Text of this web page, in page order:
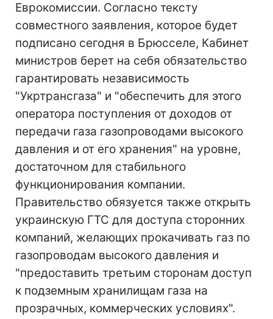
Еврокомиссии. Согласно тексту
совместного заявления, которое будет
подписано сегодня в Брюсселе, Кабинет
министров берет на себя обязательство
гарантировать независимость
"Укртрансгаза" и "обеспечить для этого
оператора поступления от доходов от
передачи газа газопроводами высокого
давления и от его хранения" на уровне,
достаточном для стабильного
функционирования компании.
Правительство обязуется также открыть
украинскую ГТС для доступа сторонних
компаний, желающих прокачивать газ по
газопроводам высокого давления и
"предоставить третьим сторонам доступ
к подземным хранилищам газа на
прозрачных, коммерческих условиях".